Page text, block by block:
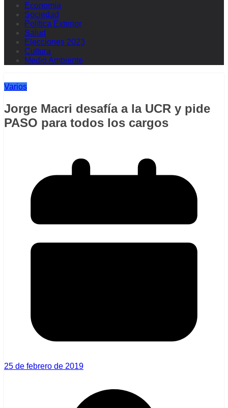
Economía
Sociedad
Política Exterior
Salud
Elecciones 2023
Cultura
Medio Ambiente
Varios
Jorge Macri desafía a la UCR y pide
PASO para todos los cargos
25 de febrero de 2019